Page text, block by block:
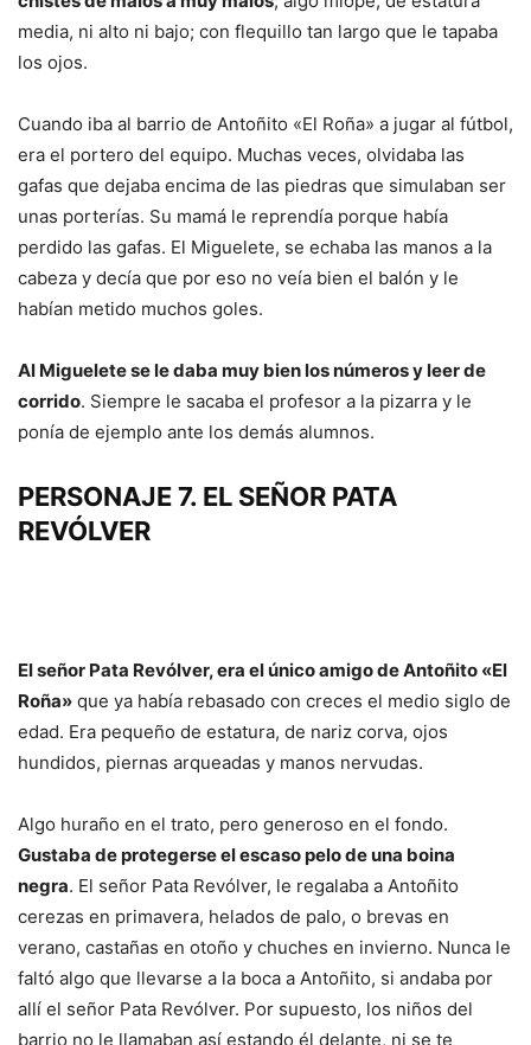
media, ni alto ni bajo; con flequillo tan largo que le tapaba
los ojos.
Cuando iba al barrio de Antoñito «El Roña» a jugar al fútbol,
era el portero del equipo. Muchas veces, olvidaba las
gafas que dejaba encima de las piedras que simulaban ser
unas porterías. Su mamá le reprendía porque había
perdido las gafas. El Miguelete, se echaba las manos a la
cabeza y decía que por eso no veía bien el balón y le
habían metido muchos goles.
Al Miguelete se le daba muy bien los números y leer de
corrido. Siempre le sacaba el profesor a la pizarra y le
ponía de ejemplo ante los demás alumnos.
PERSONAJE 7. EL SEÑOR PATA
REVÓLVER
El señor Pata Revólver, era el único amigo de Antoñito «El
Roña» que ya había rebasado con creces el medio siglo de
edad. Era pequeño de estatura, de nariz corva, ojos
hundidos, piernas arqueadas y manos nervudas.
Algo huraño en el trato, pero generoso en el fondo.
Gustaba de protegerse el escaso pelo de una boina
negra. El señor Pata Revólver, le regalaba a Antoñito
cerezas en primavera, helados de palo, o brevas en
verano, castañas en otoño y chuches en invierno. Nunca le
faltó algo que llevarse a la boca a Antoñito, si andaba por
allí el señor Pata Revólver. Por supuesto, los niños del
barrio no le llamaban así estando él delante, ni se te